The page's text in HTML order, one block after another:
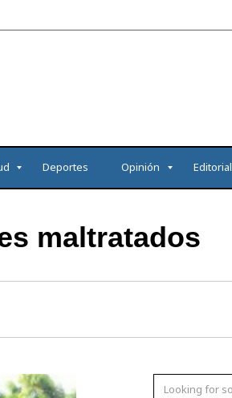
Deportes Opinión Editorial
maltratados